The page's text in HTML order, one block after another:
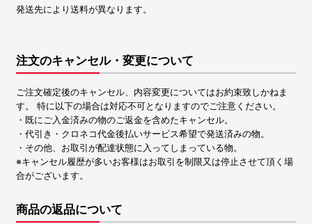
発送先により送料が異なります。
注文のキャンセル・変更について
ご注文確定後のキャンセル、内容変更についてはお約束致しかねま
す。 特に以下の場合は対応不可となりますのでご注意ください。
・既にご入金済みの物のご返金を含めたキャンセル。
・代引き・クロネコ代金後払いサービス希望で発送済みの物。
・その他、お取引が配達状態に入ってしまっている物。
※キャンセル履歴が多いお客様はお取引を制限又は停止させて頂く場
合がございます。
商品の返品について